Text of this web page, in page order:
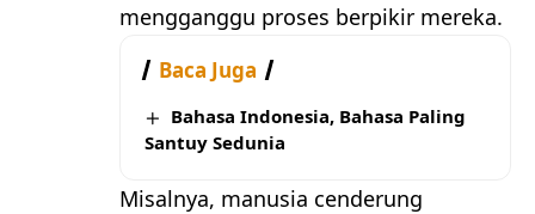
mengganggu proses berpikir mereka.
Baca Juga
Bahasa Indonesia, Bahasa Paling
Santuy Sedunia
Misalnya, manusia cenderung